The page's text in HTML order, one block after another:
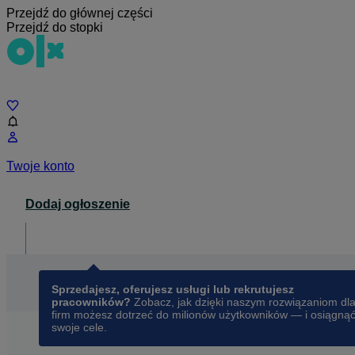
Przejdź do głównej części
Przejdź do stopki
Twoje konto
Dodaj ogłoszenie
Sprzedajesz, oferujesz usługi lub rekrutujesz
pracowników? Zobacz, jak dzięki naszym rozwiązaniom dla
firm możesz dotrzeć do milionów użytkowników — i osiągnąć
swoje cele.